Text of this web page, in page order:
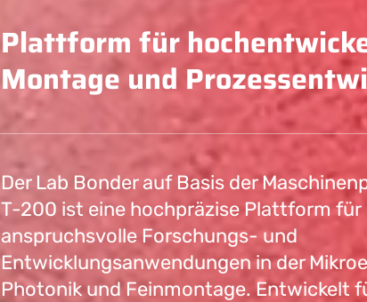
Plattform für
Montage und
Der Lab Bonder auf Basis der
T-200 ist eine hochpräzise Plattform für
anspruchsvolle Forschungs- und
Entwicklungsanwendungen in der
Photonik und Feinmontage. Entwickelt